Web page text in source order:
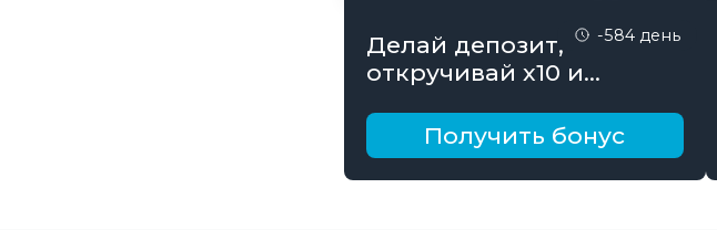
-584 день
Делай депозит,
откручивай х10 и
рублейПолучить бонус